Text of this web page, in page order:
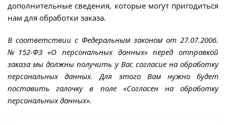
дополнительные сведения, которые могут пригодиться
нам для обработки заказа.
В соответствии с Федеральным законом от 27.07.2006.
№152-ФЗ «О персональных данных» перед отправкой
заказа мы должны получить у Вас согласие на обработку
персональных данных. Для этого Вам нужно будет
поставить галочку в поле «Согласен на обработку
персональных данных».